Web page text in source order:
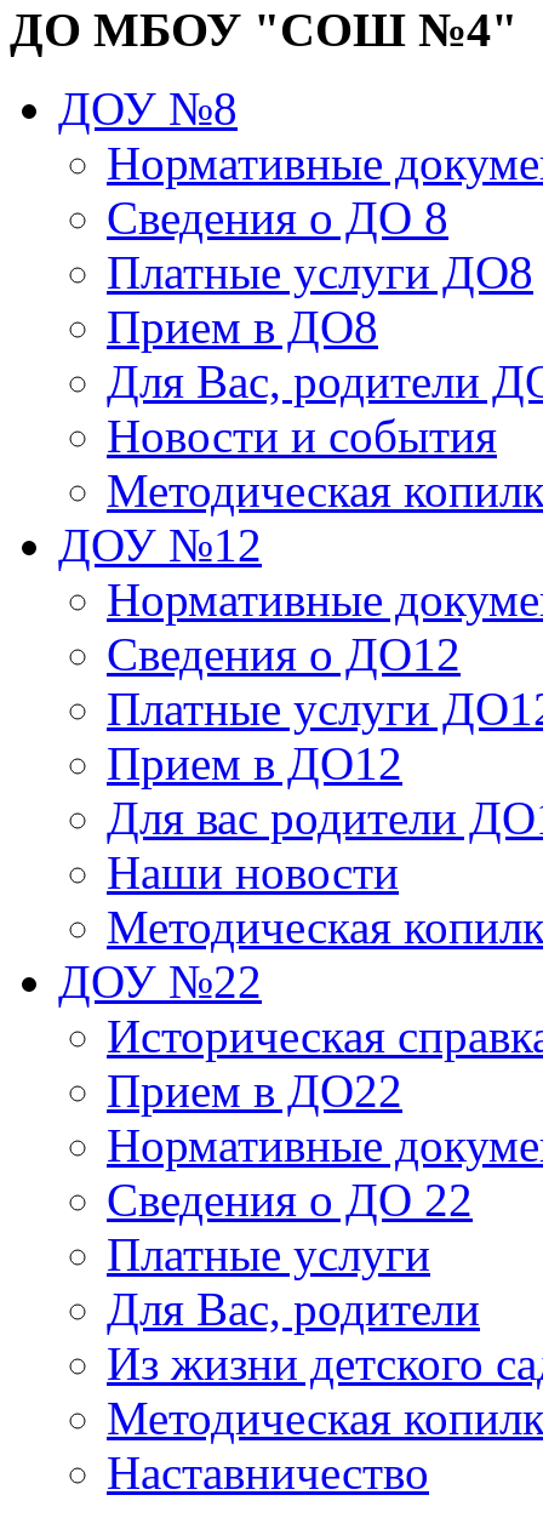
ДО МБОУ "СОШ №4"
ДОУ №8
Нормативные
Сведения о ДО 8
Платные услуги ДО8
Прием в ДО8
Для Вас, родители
Новости и события
Методическая
ДОУ №12
Нормативные
Сведения о ДО12
Платные услуги
Прием в ДО12
Для вас родители
Наши новости
Методическая
ДОУ №22
Историческая
Прием в ДО22
Нормативные
Сведения о ДО 22
Платные услуги
Для Вас, родители
Из жизни детского
Методическая
Наставничество